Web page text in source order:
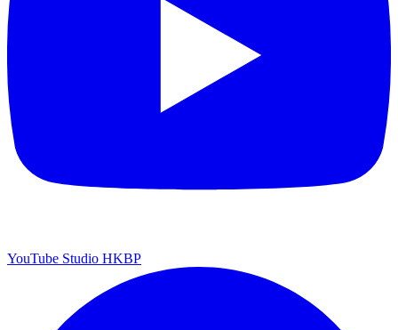
YouTube Studio HKBP